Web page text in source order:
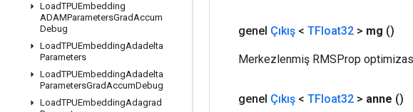
LoadTPUEmbedding
ADAMParametersGradAccum
Debug
LoadTPUEmbeddingAdadelta
Parameters
LoadTPUEmbeddingAdadelta
ParametersGradAccumDebug
LoadTPUEmbeddingAdagrad
genel Çıkış < TFloat32 > mg ()
Merkezlenmiş RMSProp
genel Çıkış < TFloat32 > anne ()